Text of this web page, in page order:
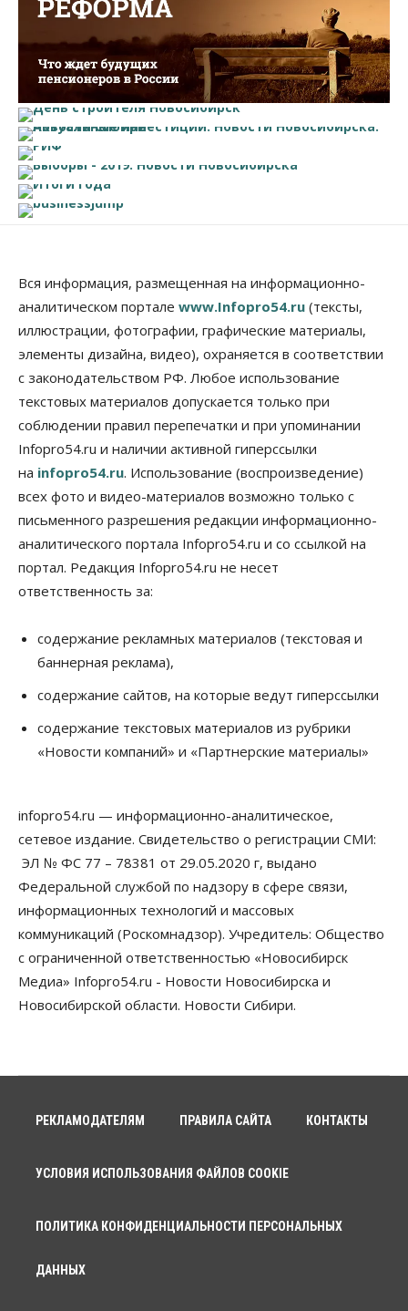
Вся информация, размещенная на информационно-
аналитическом портале www.Infopro54.ru (тексты,
иллюстрации, фотографии, графические материалы,
элементы дизайна, видео), охраняется в соответствии
с законодательством РФ. Любое использование
текстовых материалов допускается только при
соблюдении правил перепечатки и при упоминании
Infopro54.ru и наличии активной гиперссылки
на infopro54.ru. Использование (воспроизведение)
всех фото и видео-материалов возможно только с
письменного разрешения редакции информационно-
аналитического портала Infopro54.ru и со ссылкой на
портал. Редакция Infopro54.ru не несет
ответственность за:
содержание рекламных материалов (текстовая и
баннерная реклама),
содержание сайтов, на которые ведут гиперссылки
содержание текстовых материалов из рубрики
«Новости компаний» и «Партнерские материалы»
infopro54.ru — информационно-аналитическое,
сетевое издание. Свидетельство о регистрации СМИ:
ЭЛ № ФС 77 – 78381 от 29.05.2020 г, выдано
Федеральной службой по надзору в сфере связи,
информационных технологий и массовых
коммуникаций (Роскомнадзор). Учредитель: Общество
с ограниченной ответственностью «Новосибирск
Медиа» Infopro54.ru - Новости Новосибирска и
Новосибирской области. Новости Сибири.
РЕКЛАМОДАТЕЛЯМ ПРАВИЛА САЙТА КОНТАКТЫ
УСЛОВИЯ ИСПОЛЬЗОВАНИЯ ФАЙЛОВ COOKIE
ПОЛИТИКА КОНФИДЕНЦИАЛЬНОСТИ ПЕРСОНАЛЬНЫХ
ДАННЫХ